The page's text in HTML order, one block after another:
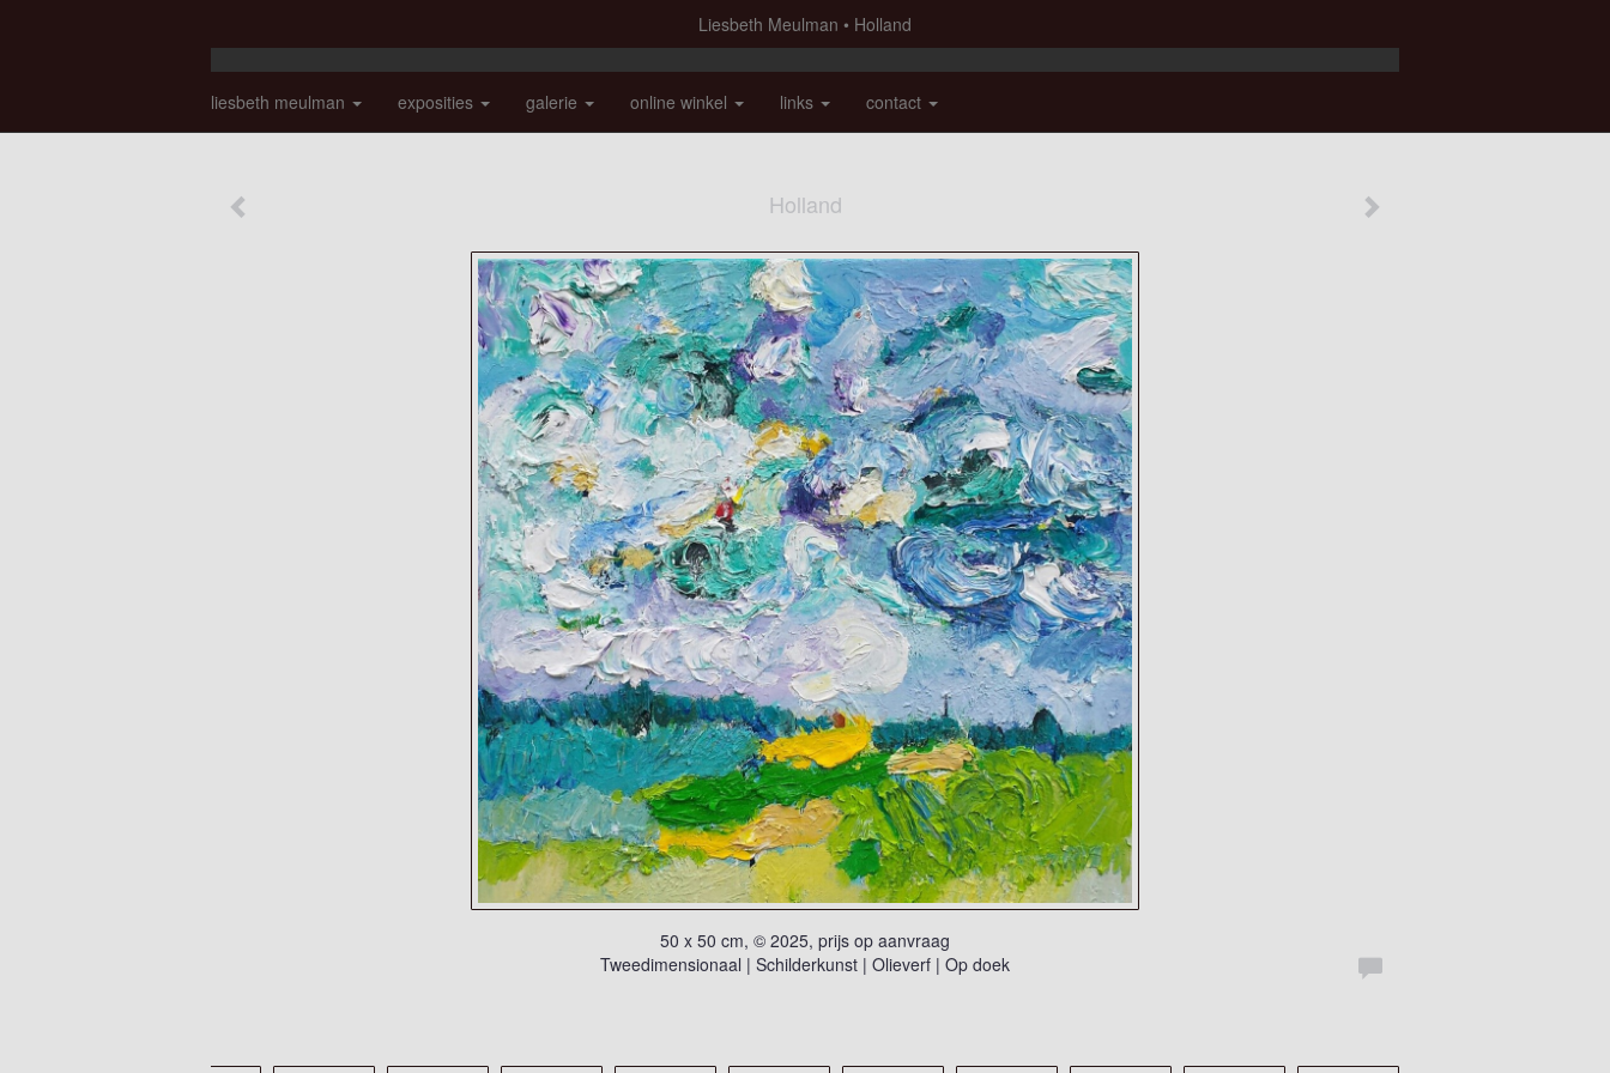
Liesbeth Meulman Holland
liesbeth meulman exposities galerie online winkel links contact
Holland
50 x 50 cm, © 2025, prijs op aanvraag
Tweedimensionaal | Schilderkunst | Olieverf | Op doek